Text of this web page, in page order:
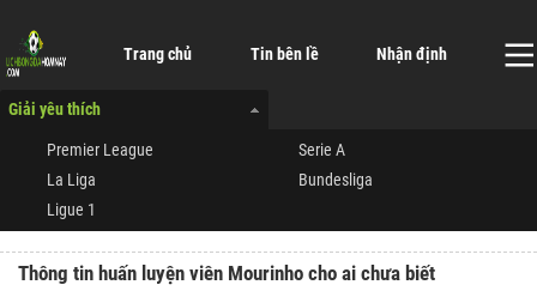
Trang chủ Tin bên lề Nhận định
Giải yêu thích
Premier League
Serie A
La Liga
Bundesliga
Ligue 1
Thông tin huấn luyện viên Mourinho cho ai chưa biết